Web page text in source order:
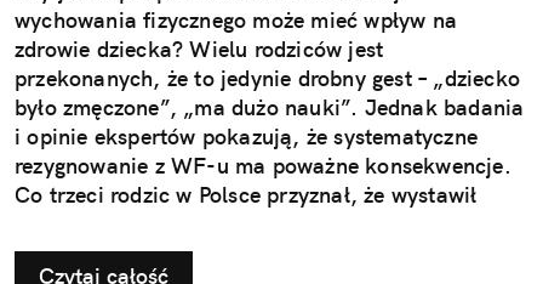
wychowania fizycznego może mieć wpływ na
zdrowie dziecka? Wielu rodziców jest
przekonanych, że to jedynie drobny gest – „dziecko
było zmęczone”, „ma dużo nauki”. Jednak badania
i opinie ekspertów pokazują, że systematyczne
rezygnowanie z WF-u ma poważne konsekwencje.
Co trzeci rodzic w Polsce przyznał, że wystawił
ruchowych. Ta pozornie niewinna decyzja w
Czytaj całość